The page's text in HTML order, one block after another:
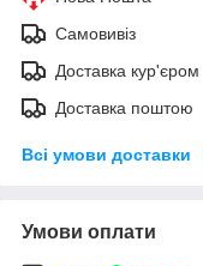
Самовивіз
Доставка кур'єром
Доставка поштою
Всі умови доставки
Умови оплати